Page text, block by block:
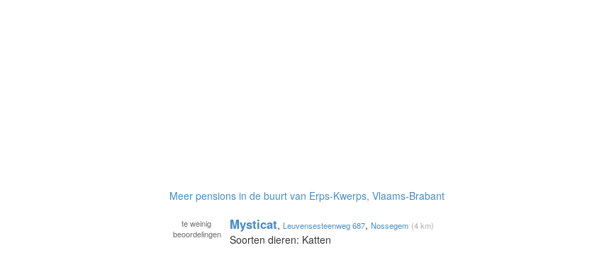
Meer pensions in de buurt van Erps-Kwerps, Vlaams-Brabant
te weinig
beoordelingen
Mysticat, Leuvensesteenweg 687, Nossegem (4 km)
Soorten dieren: Katten